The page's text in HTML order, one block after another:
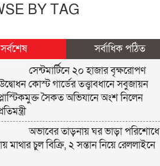
BY TAG
সর্বশেষ
সর্বাধিক পঠিত
সেন্টমার্টিনে ২০ হাজার বৃক্ষরোপণ
কোস্ট গার্ডের তত্ত্বাবধানে সবুজায়ন
সৈকত অভিযানে অংশ নিলেন
অভাবের তাড়নায় ঘর ভাড়া পরিশোধে
মাথার চুল বিক্রি, ২ সন্তান নিয়ে রেললাইনে